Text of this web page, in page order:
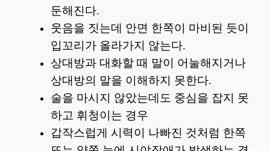
둔해진다.
웃음을 짓는데 안면 한쪽이 마비된 듯이
입꼬리가 올라가지 않는다.
상대방과 대화할 때 말이 어눌해지거나
상대방의 말을 이해하지 못한다.
술을 마시지 않았는데도 중심을 잡지 못
하고 휘청이는 경우
갑작스럽게 시력이 나빠진 것처럼 한쪽